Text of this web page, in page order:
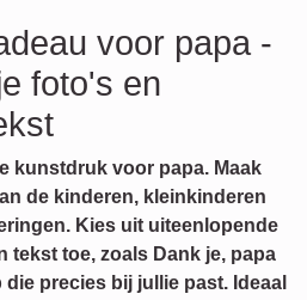
voor papa -
foto's en
kunstdruk voor papa. Maak
de kinderen, kleinkinderen
Kies uit uiteenlopende
tekst toe, zoals Dank je, papa
precies bij jullie past. Ideaal